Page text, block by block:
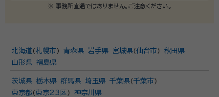
※ 事務所直通ではありません。ご注意ください。
北海道 (札幌市) 青森県 岩手県 宮城県(仙台市)
秋田県
山形県 福島県
茨城県 栃木県 群馬県 埼玉県 千葉県(千葉市)
東京都 ( 東京23区 ) 神奈川県